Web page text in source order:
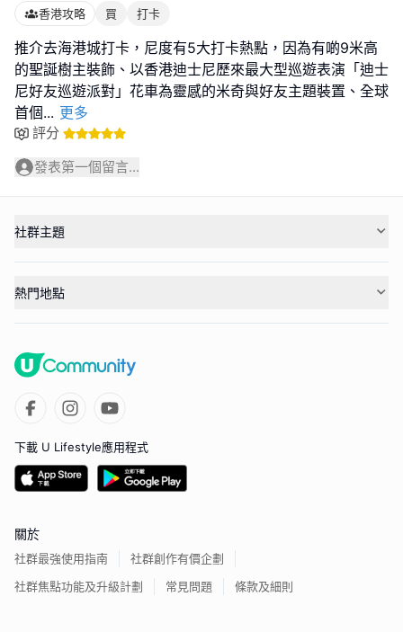
香港攻略 買 打卡
推介去海港城打卡，尼度有5大打卡熱點，因為有啲9米高
的聖誕樹主裝飾、以香港迪士尼歷來最大型巡遊表演「迪士
尼好友巡遊派對」花車為靈感的米奇與好友主題裝置、全球
首個... 更多
評分
發表第一個留言...
社群主題
熱門地點
下載 U Lifestyle應用程式
關於
社群最強使用指南
社群創作有價企劃
社群焦點功能及升級計劃
常見問題 條款及細則